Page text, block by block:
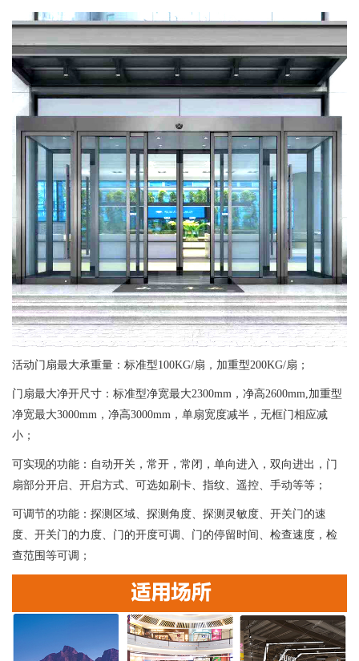
活动门扇最大承重量：标准型100KG/扇，加重型200KG/扇；
门扇最大净开尺寸：标准型净宽最大2300mm，净高2600mm,加重型
净宽最大3000mm，净高3000mm，单扇宽度减半，无框门相应减
小；
可实现的功能：自动开关，常开，常闭，单向进入，双向进出，门
扇部分开启、开启方式、可选如刷卡、指纹、遥控、手动等等；
可调节的功能：探测区域、探测角度、探测灵敏度、开关门的速
度、开关门的力度、门的开度可调、门的停留时间、检查速度，检
查范围等可调；